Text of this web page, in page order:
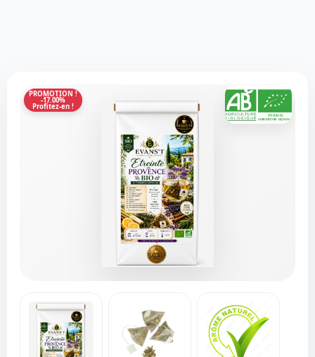
PROMOTION !
-17.00%
Profitez-en !